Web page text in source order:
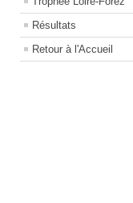
Résultats
Retour à l'Accueil